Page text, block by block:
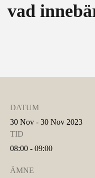
vad
DATUM
30 Nov - 30 Nov 2023
TID
08:00 - 09:00
ÄMNE